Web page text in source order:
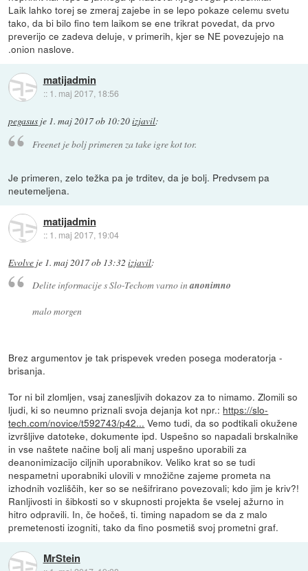
Laik lahko torej se zmeraj zajebe in se lepo pokaze celemu svetu
tako, da bi bilo fino tem laikom se ene trikrat povedat, da prvo
preverijo ce zadeva deluje, v primerih, kjer se NE povezujejo na
.onion naslove.
matijadmin
:: 1. maj 2017, 18:56
pegasus je 1. maj 2017 ob 10:20izjavil:
Freenet je bolj primeren za take igre kot tor.
Je primeren, zelo težka pa je trditev, da je bolj. Predvsem pa
neutemeljena.
matijadmin
:: 1. maj 2017, 19:04
Evolve je 1. maj 2017 ob 13:32 izjavil:
Delite informacije s Slo-Techom varno inanonimno
malo morgen
Brez argumentov je tak prispevek vreden posega moderatorja -
brisanja.
Tor ni bil zlomljen, vsaj zanesljivih dokazov za to nimamo. Zlomili so
ljudi, ki so neumno priznali svoja dejanja kot npr.: https://slo-
tech.com/novice/t592743/p42... Vemo tudi, da so podtikali okužene
izvršljive datoteke, dokumente ipd. Uspešno so napadali brskalnike
in vse naštete načine bolj ali manj uspešno uporabili za
deanonimizacijo ciljnih uporabnikov. Veliko krat so se tudi
nespametni uporabniki ulovili v množične zajeme prometa na
izhodnih vozliščih, ker so se nešifrirano povezovali; kdo jim je kriv?!
Ranljivosti in šibkosti so v skupnosti projekta še vselej ažurno in
hitro odpravili. In, če hočeš, ti. timing napadom se da z malo
premetenosti izogniti, tako da fino posmetiš svoj prometni graf.
MrStein